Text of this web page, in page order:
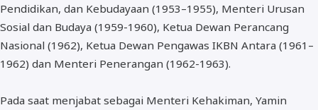
Pendidikan, dan Kebudayaan (1953–1955), Menteri Urusan
Sosial dan Budaya (1959-1960), Ketua Dewan Perancang
Nasional (1962), Ketua Dewan Pengawas IKBN Antara (1961–
1962) dan Menteri Penerangan (1962-1963).
Pada saat menjabat sebagai Menteri Kehakiman, Yamin